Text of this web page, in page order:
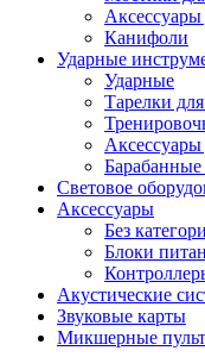
Канифоли
Ударные
Ударные
Тарелки
Барабанные
Световое
Аксессуары
Без
Блоки
Акустические
Звуковые карты
Микшерные